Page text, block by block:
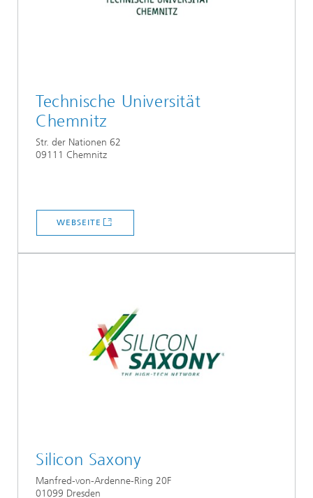
Technische Universität
Chemnitz
Str. der Nationen 62
09111 Chemnitz
WEBSEITE
Silicon Saxony
Manfred-von-Ardenne-Ring 20F
01099 Dresden